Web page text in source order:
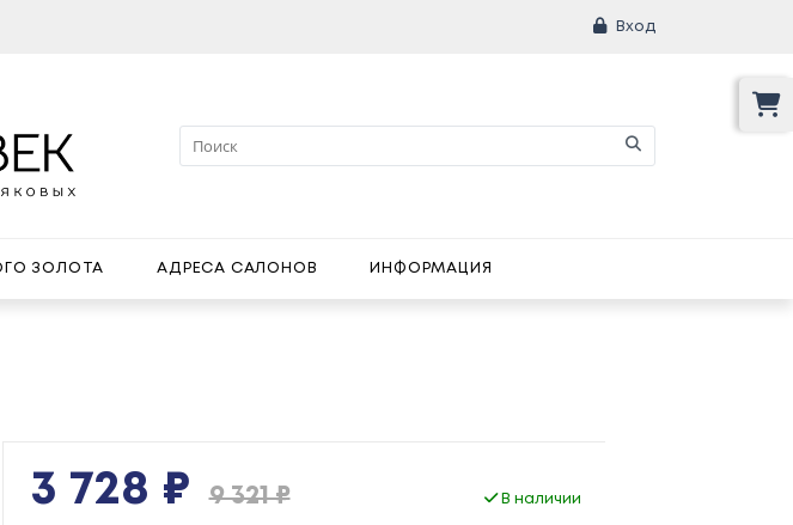
Вход
ЗОЛОТА АДРЕСА САЛОНОВ ИНФОРМАЦИЯ
3 728 ₽ 9 321 ₽ В наличии